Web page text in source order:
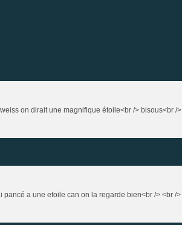
on dirait une magnifique étoile<br /> bisous<br />
pancé a une etoile can on la regarde bien<br /> <br />